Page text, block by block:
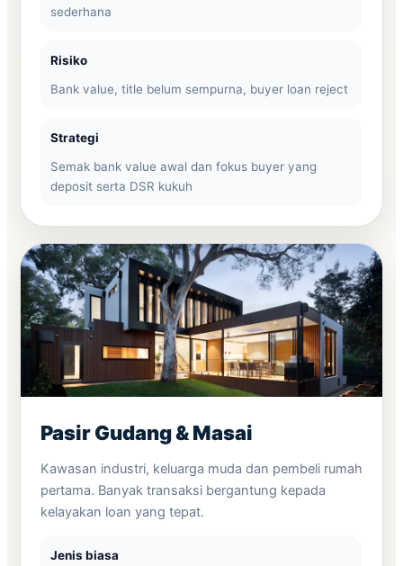
sederhana
Risiko
Bank value, title belum sempurna, buyer loan reject
Strategi
Semak bank value awal dan fokus buyer yang
deposit serta DSR kukuh
Pasir Gudang & Masai
Kawasan industri, keluarga muda dan pembeli rumah
pertama. Banyak transaksi bergantung kepada
kelayakan loan yang tepat.
Jenis biasa